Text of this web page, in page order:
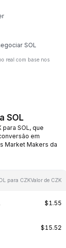
SOL
real com base nos
SOL
SOL, que
em
Market Makers da
para CZKValor de CZK
$1.55
$15.52